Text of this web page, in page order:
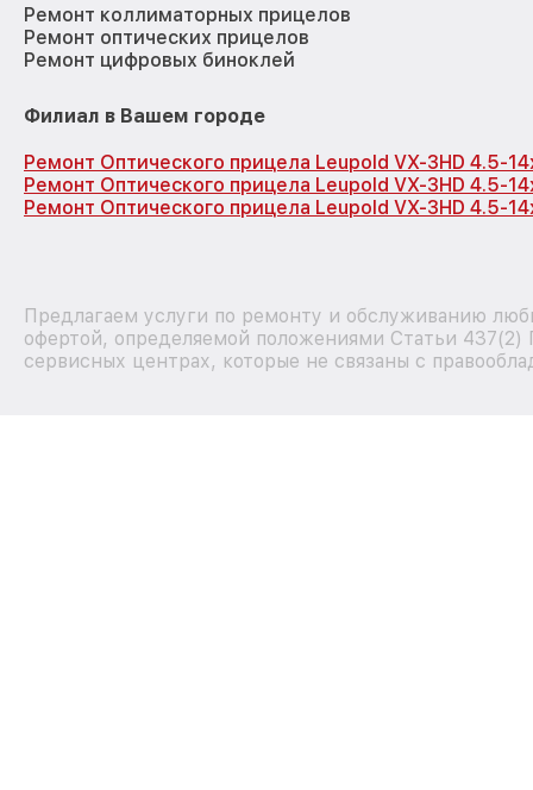
Ремонт коллиматорных прицелов
Ремонт оптических прицелов
Ремонт цифровых биноклей
Филиал в Вашем городе
Ремонт Оптического прицела Leupold VX-3HD 4.5-
Ремонт Оптического прицела Leupold VX-3HD 4.5-
Ремонт Оптического прицела Leupold VX-3HD 4.5-
Предлагаем услуги по ремонту и обслуживанию
офертой, определяемой положениями Статьи 437(2)
сервисных центрах, которые не связаны с